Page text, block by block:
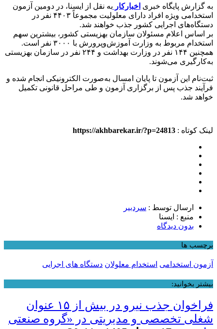
به گزارش پایگاه خبری اخبارکار به نقل از ایسنا، در دومین آزمون
استخدامی ویژه افراد دارای معلولیت مجموعاً ۴۴۰۳ نفر در
دستگاه‌های اجرایی کشور جذب خواهند شد.
بر اساس اعلام مسئولان سازمان بهزیستی کشور، بیشترین سهم
استخدام مربوط به وزارت آموزش‌وپرورش با ۳۰۰۰ نفر است.
همچنین ۱۴۴ نفر در وزارت بهداشت و ۲۴۴ نفر در سازمان بهزیستی
به‌کارگیری می‌شوند.
ثبت‌نام این آزمون تا پایان امسال به‌صورت الکترونیکی انجام شده و
فرآیند جذب پس از برگزاری آزمون و طی مراحل قانونی تکمیل
خواهد شد.
لینک کوتاه : https://akhbarekar.ir/?p=24813
ارسال توسط : سردبیر
منبع : ایسنا
بدون دیدگاه
برچسب ها
آزمون استخدامی استخدام معلولان دستگاه های اجرایی
بیشتر بخوانید:
فراخوان جذب نیرو در بیش از ۱۵ عنوان
شغلی تخصصی و مدیریتی در «گروه صنعتی